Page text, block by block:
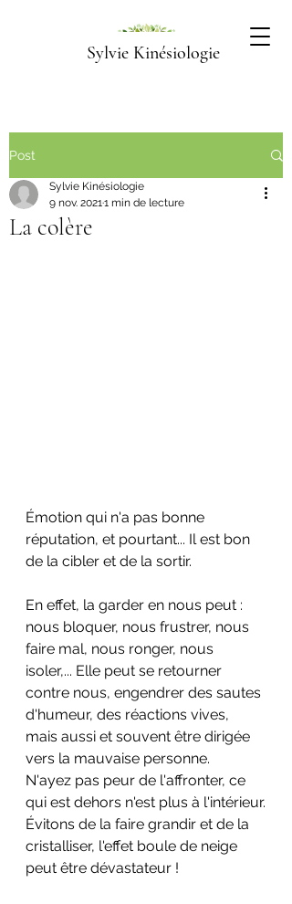
Sylvie Kinésiologie
Post
La colère
Sylvie Kinésiologie
9 nov. 20211 min de lecture
Émotion qui n'a pas bonne
réputation, et pourtant... Il est bon
de la cibler et de la sortir.
En effet, la garder en nous peut :
nous bloquer, nous frustrer, nous
faire mal, nous ronger, nous
isoler,... Elle peut se retourner
contre nous, engendrer des sautes
d'humeur, des réactions vives,
mais aussi et souvent être dirigée
vers la mauvaise personne.
N'ayez pas peur de l'affronter, ce
qui est dehors n'est plus à l'intérieur.
Évitons de la faire grandir et de la
cristalliser, l'effet boule de neige
peut être dévastateur !